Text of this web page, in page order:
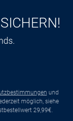
SICHERN!
und
möglich, siehe
29,99€.